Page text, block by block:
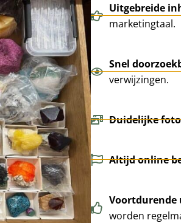
Uitgebreide
marketingtaal.
Snel
verwijzingen.
Duidelijke
Altijd online
Voortdurende
worden